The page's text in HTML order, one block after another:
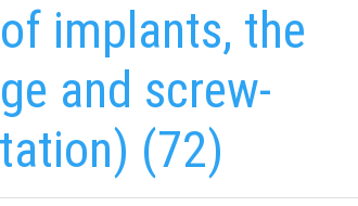
implants, the
and screw-
(72)